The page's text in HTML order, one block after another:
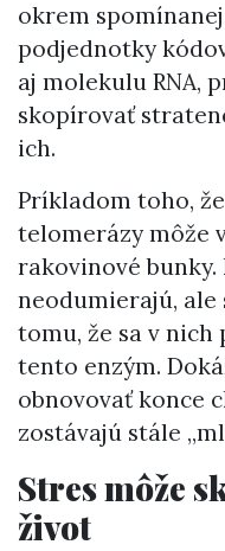
okrem
podjednotky
aj molekulu RNA,
skopírovať
ich.
Príkladom toho,
telomerázy môže
rakovinové
neodumierajú, ale
tomu, že sa v
tento enzým.
obnovovať konce
zostávajú stále
Stres môže
život